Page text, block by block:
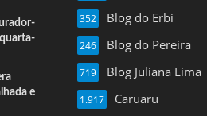
e
Blog do Erbi
352
Blog do Pereira
246
Blog Juliana Lima
719
Caruaru
1.917